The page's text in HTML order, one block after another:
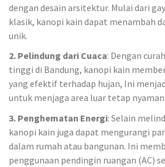
dengan desain arsitektur. Mulai dari
klasik, kanopi kain dapat menambah
unik.
2. Pelindung dari Cuaca: Dengan
tinggi di Bandung, kanopi kain
yang efektif terhadap hujan, Ini
untuk menjaga area luar tetap
3. Penghematan Energi: Selain
kanopi kain juga dapat mengurangi
dalam rumah atau bangunan. Ini
penggunaan pendingin ruangan (AC)